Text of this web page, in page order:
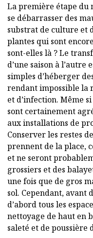
La première étape du
se débarrasser des
substrat de culture et
plantes qui sont
sont-elles là ? Le
d’une saison à l’autre
simples d’héberger
rendant impossible la
et d’infection. Même
sont certainement
aux installations de
Conserver les restes
prennent de la place,
et ne seront
grossiers et des
une fois que de gros
sol. Cependant, avant
d’abord tous les
nettoyage de haut en
saleté et de poussière